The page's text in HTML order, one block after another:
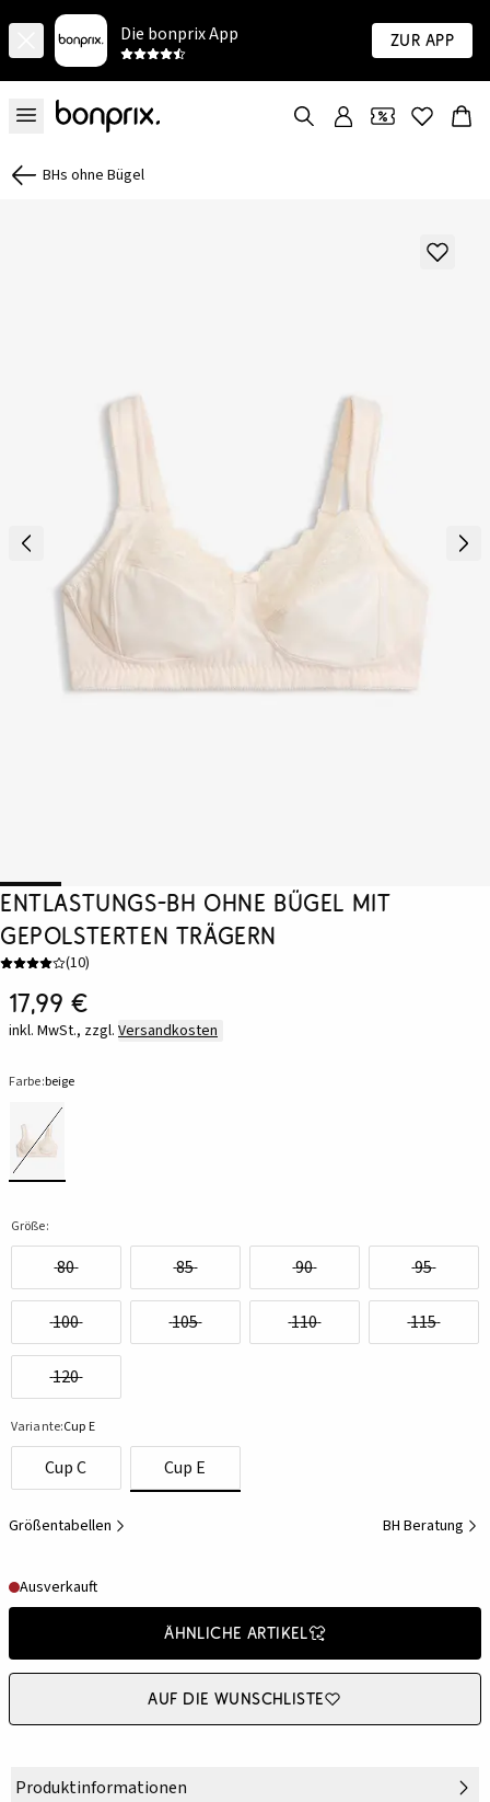
Die bonprix App Zur App
BHs ohne Bügel
Entlastungs-BH ohne Bügel mit
gepolsterten Trägern
(10)
17,99 €
inkl. MwSt., zzgl. Versandkosten
Farbe:beige
Größe:
80 85 90 95
100 105 110 115
120
Variante:Cup E
Cup C Cup E
Größentabellen BH Beratung
Ausverkauft
Ähnliche Artikel
Auf die Wunschliste
Produktinformationen